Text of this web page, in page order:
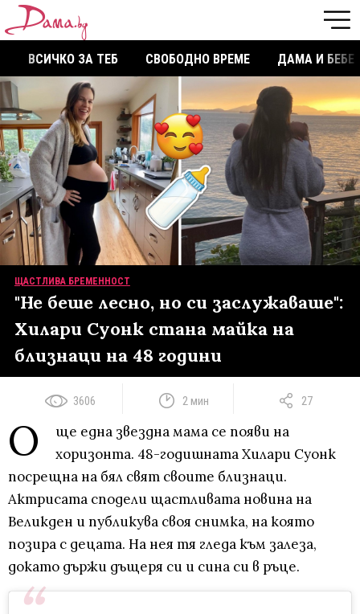
ВСИЧКО ЗА ТЕБ СВОБОДНО ВРЕМЕ ДАМА И БЕБЕ
ЩАСТЛИВА БРЕМЕННОСТ
"Не беше лесно, но си заслужаваше":
Хилари Суонк стана майка на
близнаци на 48 години
3606 2 мин 27
О
ще една звездна мама се появи на
хоризонта. 48-годишната Хилари Суонк
посрещна на бял свят своите близнаци.
Актрисата сподели щастливата новина на
Великден и публикува своя снимка, на която
позира с децата. На нея тя гледа към залеза,
докато държи дъщеря си и сина си в ръце.